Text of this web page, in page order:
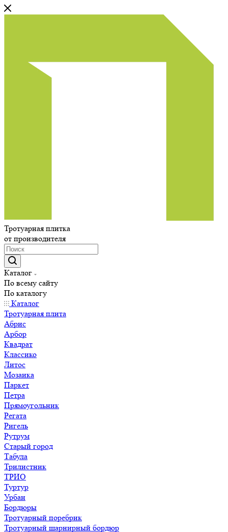
Тротуарная плитка
от производителя
Каталог
По всему сайту
По каталогу
Каталог
Тротуарная плита
Абрис
Арбор
Квадрат
Классико
Литос
Мозаика
Паркет
Петра
Прямоугольник
Регата
Ригель
Рутрум
Старый город
Табула
Трилистник
ТРИО
Туртур
Урбан
Бордюры
Тротуарный поребрик
Тротуарный шарнирный бордюр